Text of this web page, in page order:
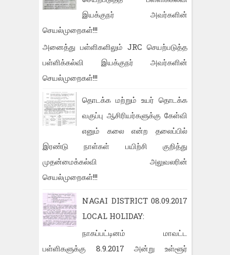
இயக்குநர் அவர்களின்
செயல்முறைகள்!!!
அனைத்து பள்ளிகளிலும் JRC செயற்படுத்த
பள்ளிக்கல்வி இயக்குநர் அவர்களின்
செயல்முறைகள்!!!
தொடக்க மற்றும் உயர் தொடக்க
வகுப்பு ஆசிரியர்களுக்கு கேள்வி
எனும் கலை என்ற தலைப்பில்
இரண்டு நாள்கள் பயிற்சி குறித்து
முதன்மைக்கல்வி அலுவலரின்
செயல்முறைகள்!!!
NAGAI DISTRICT 08.09.2017
LOCAL HOLIDAY:
நாகப்பட்டினம் மாவட்ட
பள்ளிகளுக்கு 8.9.2017 அன்று உள்ளூர்